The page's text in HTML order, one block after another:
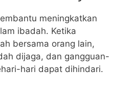
meningkatkan
ibadah. Ketika
bersama orang lain,
dijaga, dan gangguan-
hari dapat dihindari.